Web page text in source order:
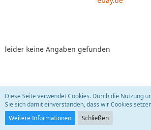
leider keine Angaben gefunden
Leben, die Zweite. Krebs - eine
Regie!?
sauberfrau 22. September 2009
Diese Seite verwendet Cookies. Durch die Nutzung
Sie sich damit einverstanden, dass wir Cookies
Weitere Informationen
Schließen